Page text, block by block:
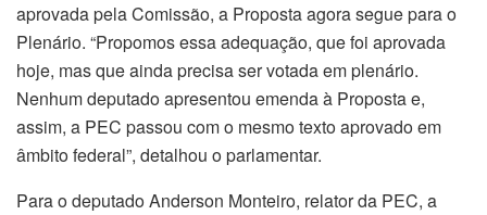
aprovada pela Comissão, a Proposta agora segue para o
Plenário. “Propomos essa adequação, que foi aprovada
hoje, mas que ainda precisa ser votada em plenário.
Nenhum deputado apresentou emenda à Proposta e,
assim, a PEC passou com o mesmo texto aprovado em
âmbito federal”, detalhou o parlamentar.
Para o deputado Anderson Monteiro, relator da PEC, a